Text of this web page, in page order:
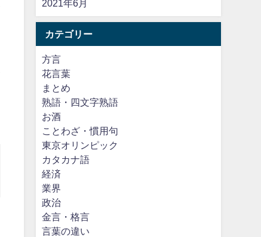
2021年6月
カテゴリー
方言
花言葉
まとめ
熟語・四文字熟語
お酒
ことわざ・慣用句
東京オリンピック
カタカナ語
経済
業界
政治
金言・格言
言葉の違い